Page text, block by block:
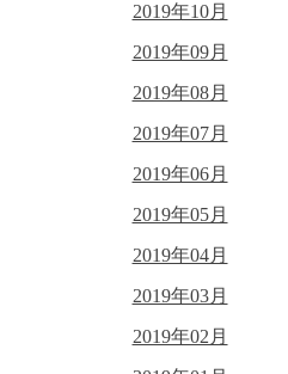
2019年10月
2019年09月
2019年08月
2019年07月
2019年06月
2019年05月
2019年04月
2019年03月
2019年02月